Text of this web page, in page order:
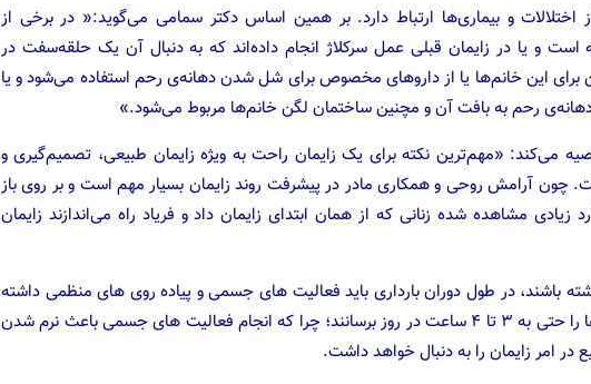
و بیماری‌ها ارتباط دارد. بر همین اساس دکتر سمامی می‌گوید:« در برخی از
است و یا در زایمان قبلی عمل سرکلاژ انجام داده‌اند که به دنبال آن یک حلقه‌سفت در
این خانم‌ها یا از دارو‌های مخصوص برای شل شدن دهانه‌ی رحم استفاده می‌شود و یا
دهانه‌ی رحم به بافت آن و مچنین ساختمان لگن خانم‌ها مربوط می‌شود.»
می‌کند: «مهم‌ترین نکته برای یک زایمان راحت به ویژه زایمان طبیعی، تصمیم‌گیری و
چون آرامش روحی و همکاری مادر در پیشرفت روند زایمان بسیار مهم است و بر روی باز
مشاهده شده زنانی که از همان ابتدای زایمان داد و فریاد راه می‌اندازند زایمان
باشند، در طول دوران بارداری باید فعالیت ‌های جسمی و پیاده‌ روی‌ های منظمی داشته
باشند و در روزهای پایانی، این پیاده ‌روی ‌ها را حتی به ۳ تا ۴ ساعت در روز برسانند؛ چرا که انجام فعالیت‌ های جسمی باعث نرم شدن
امر زایمان را به دنبال خواهد داشت.